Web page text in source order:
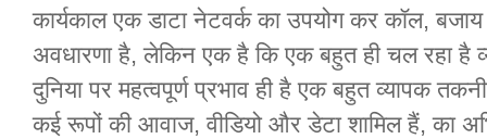
कार्यकाल एक डाटा नेटवर्क का उपयोग कर कॉल,
अवधारणा है, लेकिन एक है कि एक बहुत ही चल रहा है
दुनिया पर महत्वपूर्ण प्रभाव ही है एक बहुत व्यापक
कई रूपों की आवाज, वीडियो और डेटा शामिल हैं, का